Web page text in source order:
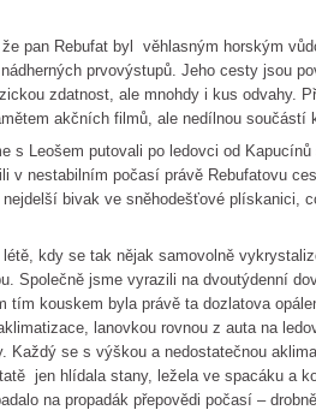
Rebufat byl věhlasným horským
prvovýstupů. Jeho cesty jsou
zdatnost, ale mnohdy i kus odvahy.
akčních filmů, ale nedílnou součástí
putovali po ledovci od Kapucínů
v nestabilním počasí právě Rebufatovu
bivak ve sněhodešťové plískanici,
se tak nějak samovolně
Společně jsme vyrazili na dvoutýdenní
tím kouskem byla právě ta dozlatova
lanovkou rovnou z auta na
Každý se s výškou a nedostatečnou
jen hlídala stany, ležela ve spacáku a
na propadák přepovědi počasí –